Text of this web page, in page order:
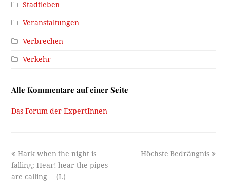
Stadtleben
Veranstaltungen
Verbrechen
Verkehr
Alle Kommentare auf einer Seite
Das Forum der ExpertInnen
previous
post:
Hark when the night is
falling; Hear! hear the pipes
are calling… (I.)
next
Höchste Bedrängnis